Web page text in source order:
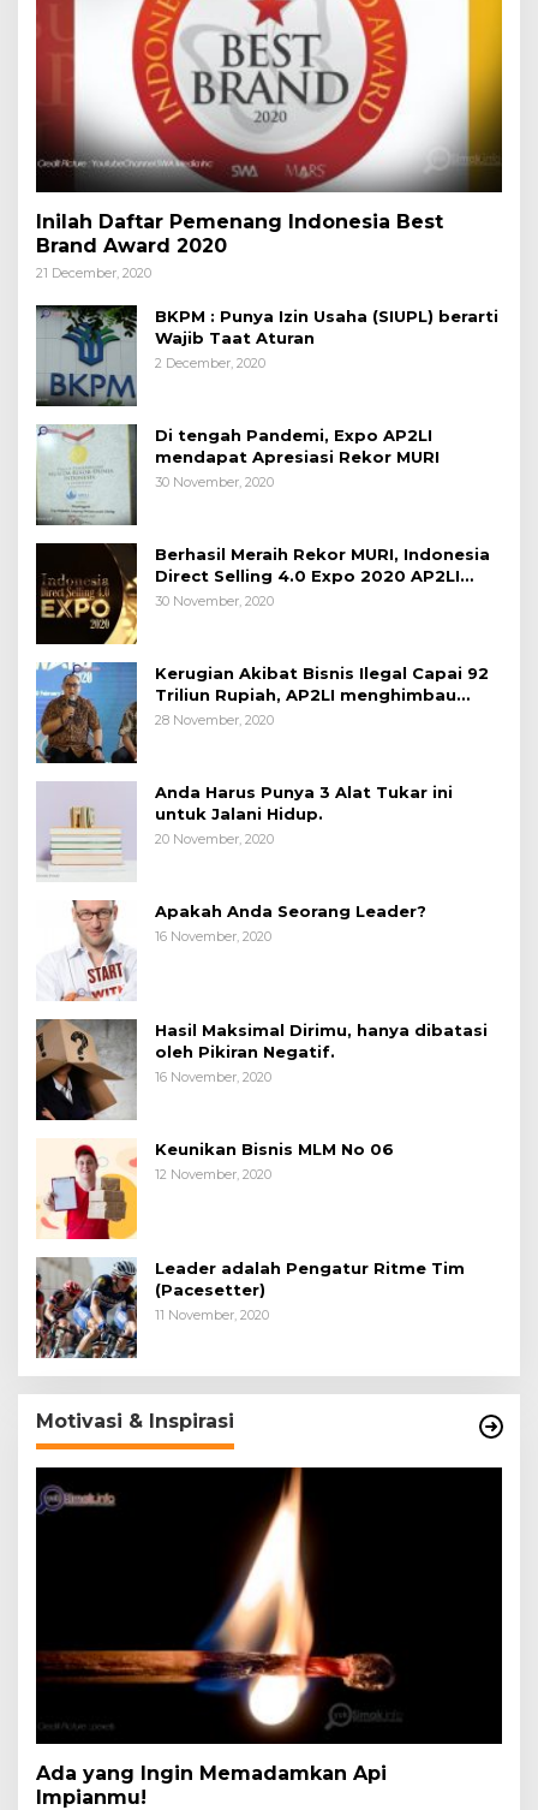
Inilah Daftar Pemenang Indonesia Best
Brand Award 2020
21 December, 2020
BKPM : Punya Izin Usaha (SIUPL) berarti
Wajib Taat Aturan
2 December, 2020
Di tengah Pandemi, Expo AP2LI
mendapat Apresiasi Rekor MURI
30 November, 2020
Berhasil Meraih Rekor MURI, Indonesia
Direct Selling 4.0 Expo 2020 AP2LI
berakhir sangat memuaskan
30 November, 2020
Kerugian Akibat Bisnis Ilegal Capai 92
Triliun Rupiah, AP2LI menghimbau
masyarakat Waspada.
28 November, 2020
Anda Harus Punya 3 Alat Tukar ini
untuk Jalani Hidup.
20 November, 2020
Apakah Anda Seorang Leader?
16 November, 2020
Hasil Maksimal Dirimu, hanya dibatasi
oleh Pikiran Negatif.
16 November, 2020
Keunikan Bisnis MLM No 06
12 November, 2020
Leader adalah Pengatur Ritme Tim
(Pacesetter)
11 November, 2020
Motivasi & Inspirasi
Ada yang Ingin Memadamkan Api
Impianmu!